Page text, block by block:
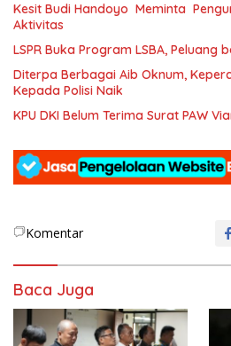
Kesit Budi Handoyo Meminta
Aktivitas
LSPR Buka
Diterpa Berbagai Aib Oknum,
Kepada Polisi Naik
KPU DKI Belum Terima Surat PAW
Komentar
Baca Juga